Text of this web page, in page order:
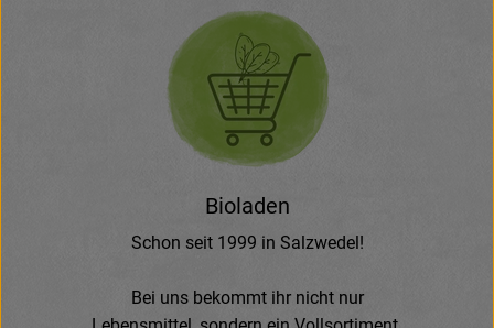
Bioladen
Schon seit 1999 in Salzwedel!
Bei uns bekommt ihr nicht nur